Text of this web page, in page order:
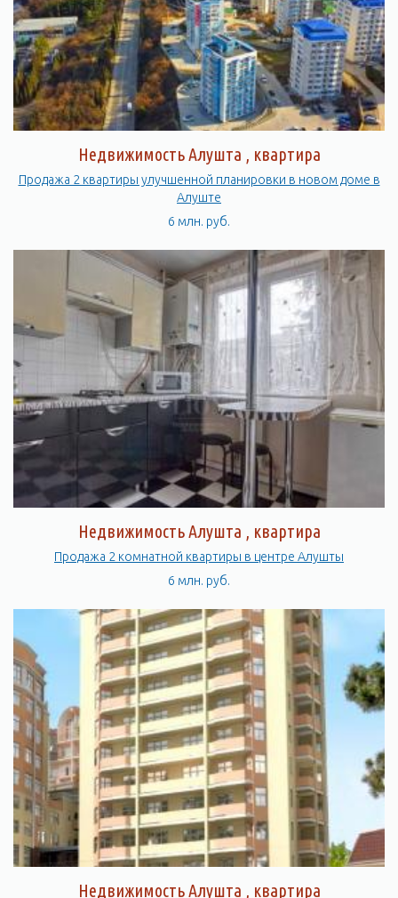
Недвижимость Алушта , квартира
Продажа 2 квартиры улучшенной планировки в новом доме в
Алуште
6 млн. руб.
Недвижимость Алушта , квартира
Продажа 2 комнатной квартиры в центре Алушты
6 млн. руб.
Недвижимость Алушта , квартира